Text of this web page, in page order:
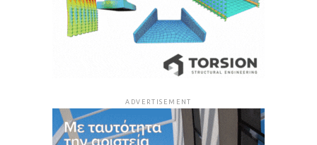
ADVERTISEMENT